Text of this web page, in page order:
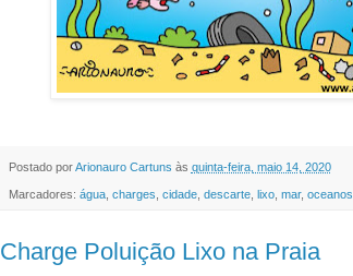
Postado porArionauro Cartuns às quinta-feira, maio 14, 2020
Marcadores: água, charges cidade, descarte, lixo, mar, oceanos
Charge Poluição Lixo na Praia